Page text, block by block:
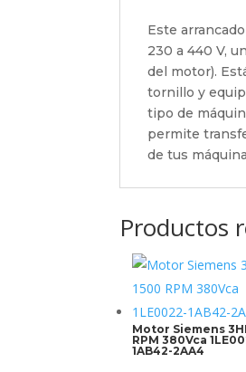
Este
230 a 440 V,
del motor).
tornillo y
tipo de
permite
de tus
Productos
Motor Siemens
RPM 380Vca
1AB42-2AA4